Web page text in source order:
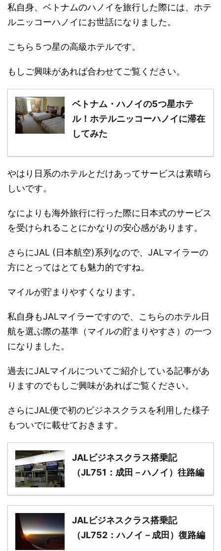
私自身、ベトナムのハノイを旅行した際には、ホテ
ルニッコーハノイにお世話になりました。
こちら５つ星の高級ホテルです。
もしご興味があれば合わせてご覧ください。
ベトナム・ハノイの5つ星ホテ
ル！ホテルニッコーハノイに滞在
してみた
やはり日系のホテルとだけあってサービスは素晴ら
しいです。
なによりも海外旅行に行った際に日本式のサービス
を受けられることにかなりの安心感があります。
さらにJAL (日本航空)系列なので、JALマイラーの
方にとってはとても魅力的ですね。
マイルが貯まりやすくなります。
私自身もJALマイラーですので、こちらのホテル日
航を選ぶ際の基準（マイルの貯まりやすさ）の一つ
になりました。
過去にJALマイルについてご紹介している記事があ
りますのでもしご興味があればご覧ください。
さらにJAL便で初のビジネスクラスを利用した様子
もついでに載せておきます。
JALビジネスクラス搭乗記
（JL751：成田－ハノイ）往路編
JALビジネスクラス搭乗記
（JL752：ハノイ－成田）復路編